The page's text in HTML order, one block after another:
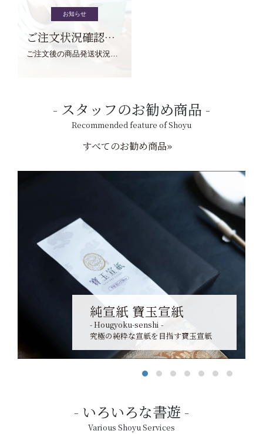
お知らせ
ご注文状況確認について
ご注文後の商品発送状況については、こちらからご確認くださいませ。
スタッフのお勧め商品
Recommended feature of Shoyu
すべてのお勧め商品»
純宣紙 寶玉宣紙
- Hougyoku-senshi -
究極の純粋な宣紙を目指す寶玉宣紙
いろいろな書遊
Various Shoyu Services